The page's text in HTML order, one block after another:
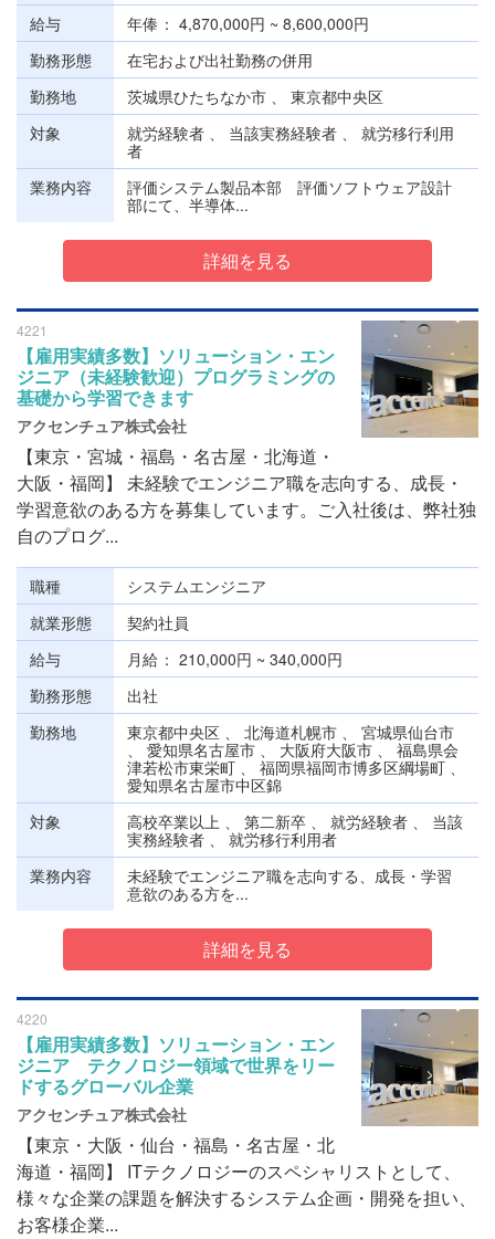
給与
年俸
4,870,000円 ~ 8,600,000円
勤務形態
在宅および出社勤務の併用
勤務地
茨城県ひたちなか市 、 東京都中央区
対象
就労経験者 、 当該実務経験者 、 就労移行利用
者
業務内容
評価システム製品本部 評価ソフトウェア設計
部にて、半導体...
詳細を見る
4221
【雇用実績多数】ソリューション・エン
ジニア（未経験歓迎）プログラミングの
基礎から学習できます
アクセンチュア株式会社
【東京・宮城・福島・名古屋・北海道・
大阪・福岡】 未経験でエンジニア職を志向する、成長・
学習意欲のある方を募集しています。ご入社後は、弊社独
自のプログ...
職種
システムエンジニア
就業形態
契約社員
給与
月給
210,000円 ~ 340,000円
勤務形態
出社
勤務地
東京都中央区 、 北海道札幌市 、 宮城県仙台市
、 愛知県名古屋市 、 大阪府大阪市 、 福島県会
津若松市東栄町 、 福岡県福岡市博多区綱場町 、
愛知県名古屋市中区錦
対象
高校卒業以上 、 第二新卒 、 就労経験者 、 当該
実務経験者 、 就労移行利用者
業務内容
未経験でエンジニア職を志向する、成長・学習
意欲のある方を...
詳細を見る
4220
【雇用実績多数】ソリューション・エン
ジニア テクノロジー領域で世界をリー
ドするグローバル企業
アクセンチュア株式会社
【東京・大阪・仙台・福島・名古屋・北
海道・福岡】 ITテクノロジーのスペシャリストとして、
様々な企業の課題を解決するシステム企画・開発を担い、
お客様企業...